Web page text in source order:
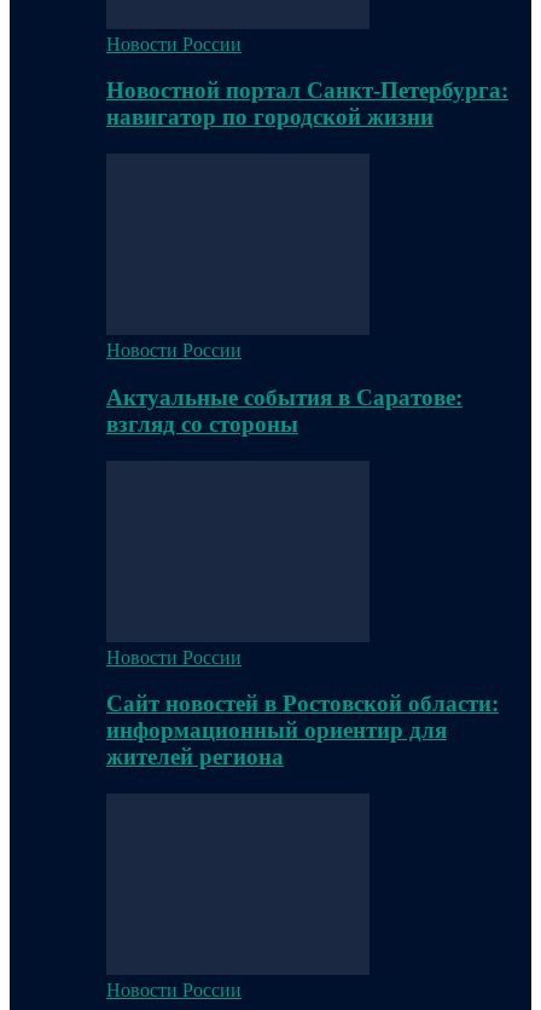
Новости России
Новостной портал Санкт-Петербурга:
навигатор по городской жизни
Новости России
Актуальные события в Саратове:
взгляд со стороны
Новости России
Сайт новостей в Ростовской области:
информационный ориентир для
жителей региона
Новости России